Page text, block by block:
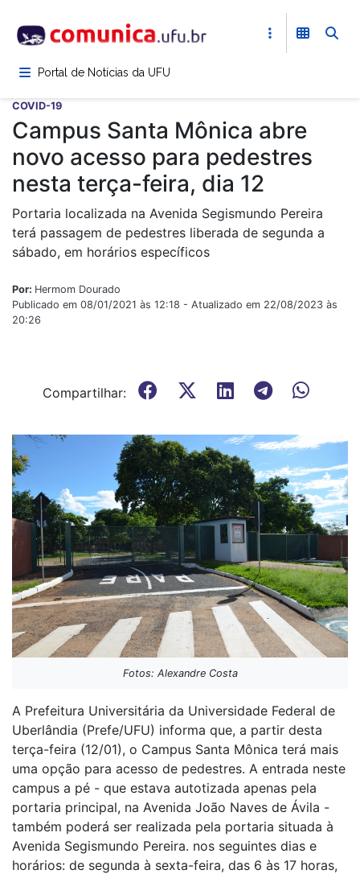
para
conteúdoPortal de Notícias da UFU
COVID-19
Campus Santa Mônica abre
novo acesso para pedestres
nesta terça-feira, dia 12
Portaria localizada na Avenida Segismundo Pereira
terá passagem de pedestres liberada de segunda a
sábado, em horários específicos
Por: Hermom Dourado
Publicado em 08/01/2021 às 12:18 - Atualizado em 22/08/2023 às
20:26
Compartilhar:
Fotos: Alexandre Costa
A Prefeitura Universitária da Universidade Federal de
Uberlândia (Prefe/UFU) informa que, a partir desta
terça-feira (12/01), o Campus Santa Mônica terá mais
uma opção para acesso de pedestres. A entrada neste
campus a pé - que estava autotizada apenas pela
portaria principal, na Avenida João Naves de Ávila -
também poderá ser realizada pela portaria situada à
Avenida Segismundo Pereira. nos seguintes dias e
horários: de segunda à sexta-feira, das 6 às 17 horas,